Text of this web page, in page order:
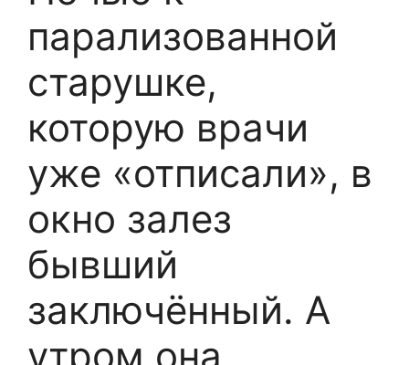
парализованной
старушке,
которую врачи
уже «отписали», в
окно залез
бывший
заключённый. А